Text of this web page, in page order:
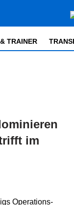
TRAINER
im